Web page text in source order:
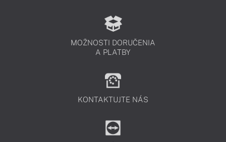
MOŽNOSTI DORUČENIA
A PLATBY
KONTAKTUJTE NÁS